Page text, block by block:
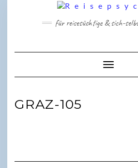
für reisesüchtige & sich-
Toggle
GRAZ-105